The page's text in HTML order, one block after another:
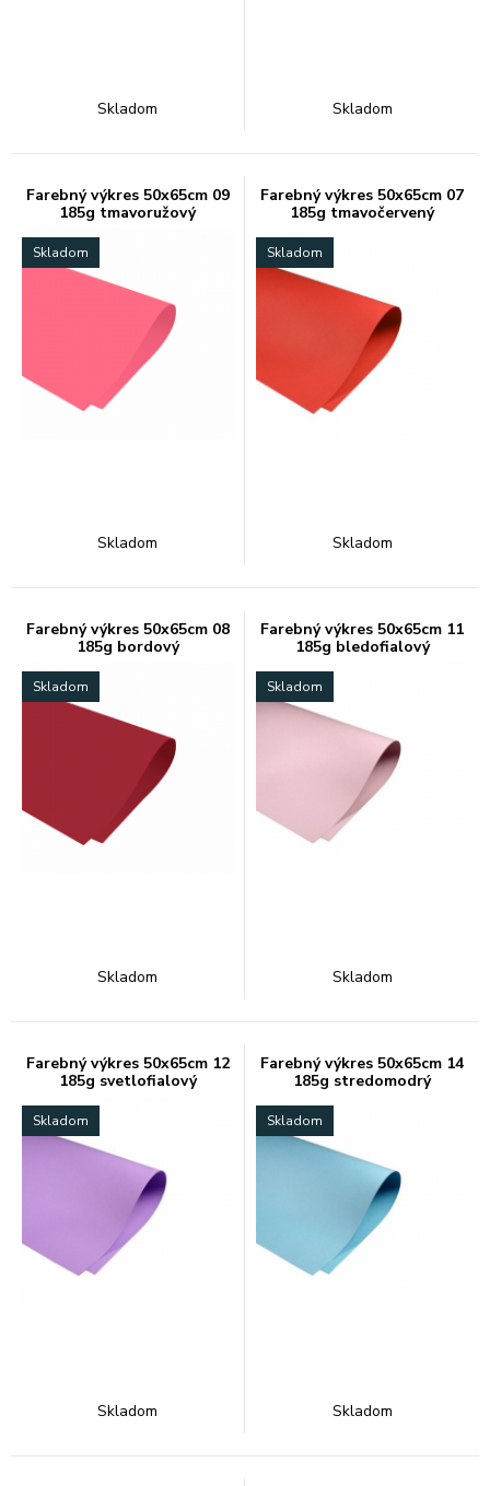
Skladom Skladom
Farebný výkres 50x65cm 09
185g tmavoružový
Skladom
Skladom
Farebný výkres 50x65cm 07
185g tmavočervený
Skladom
Skladom
Farebný výkres 50x65cm 08
185g bordový
Skladom
Skladom
Farebný výkres 50x65cm 11
185g bledofialový
Skladom
Skladom
Farebný výkres 50x65cm 12
185g svetlofialový
Skladom
Skladom
Farebný výkres 50x65cm 14
185g stredomodrý
Skladom
Skladom